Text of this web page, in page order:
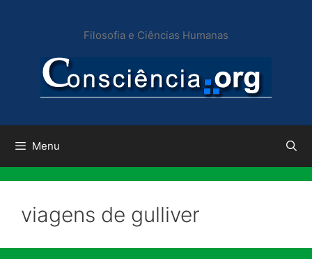
conteúdo
Filosofia e Ciências Humanas
Menu
viagens de gulliver